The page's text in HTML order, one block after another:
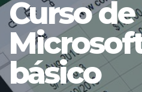
Curso de
básico